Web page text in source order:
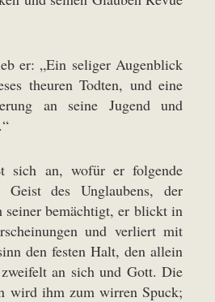
er: „Ein seliger Augenblick
theuren Todten, und eine
an seine Jugend und
sich an, wofür er folgende
des Unglaubens, der
seiner bemächtigt, er blickt in
und verliert mit
den festen Halt, den allein
an sich und Gott. Die
wird ihm zum wirren Spuck;